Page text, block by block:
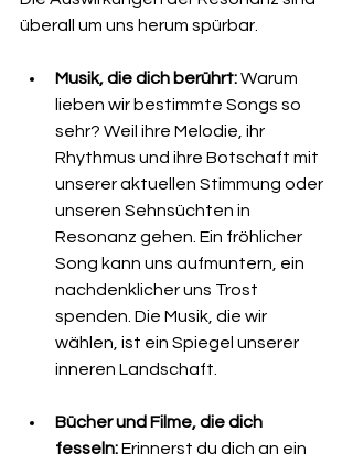
überall um uns herum spürbar.
Musik, die dich berührt: Warum
lieben wir bestimmte Songs so
sehr? Weil ihre Melodie, ihr
Rhythmus und ihre Botschaft mit
unserer aktuellen Stimmung oder
unseren Sehnsüchten in
Resonanz gehen. Ein fröhlicher
Song kann uns aufmuntern, ein
nachdenklicher uns Trost
spenden. Die Musik, die wir
wählen, ist ein Spiegel unserer
inneren Landschaft.
Bücher und Filme, die dich
fesseln: Erinnerst du dich an ein